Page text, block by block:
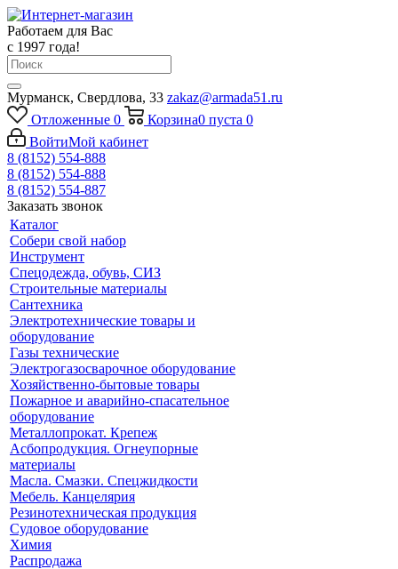
Работаем для Вас
с 1997 года!
Мурманск, Свердлова, 33 zakaz@armada51.ru
Отложенные 0 Корзина0 пуста 0
ВойтиМой кабинет
8 (8152) 554-888
8 (8152) 554-888
8 (8152) 554-887
Заказать звонок
Каталог
Собери свой набор
Инструмент
Спецодежда, обувь, СИЗ
Строительные материалы
Сантехника
Электротехнические товары и
оборудование
Газы технические
Электрогазосварочное оборудование
Хозяйственно-бытовые товары
Пожарное и аварийно-спасательное
оборудование
Металлопрокат. Крепеж
Асбопродукция. Огнеупорные
материалы
Масла. Смазки. Спецжидкости
Мебель. Канцелярия
Резинотехническая продукция
Судовое оборудование
Химия
Распродажа